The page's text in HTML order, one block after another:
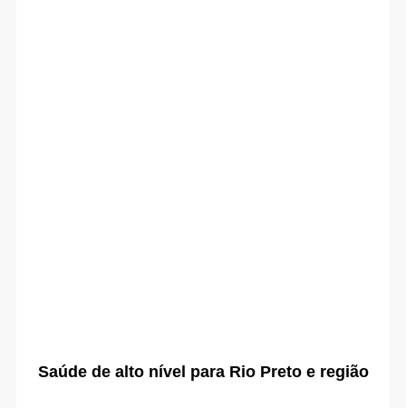
Saúde de alto nível para Rio Preto e região